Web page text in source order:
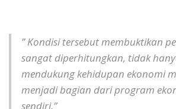
o
o
k
A
p
p
d
s
Li
n
k
” Kondisi tersebut membuktikan
sangat diperhitungkan, tidak
mendukung kehidupan ekonomi
menjadi bagian dari program
sendiri,”